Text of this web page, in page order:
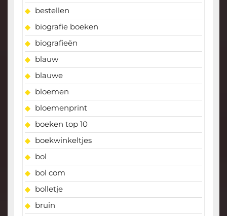
bestellen
biografie boeken
biografieën
blauw
blauwe
bloemen
bloemenprint
boeken top 10
boekwinkeltjes
bol
bol com
bolletje
bruin